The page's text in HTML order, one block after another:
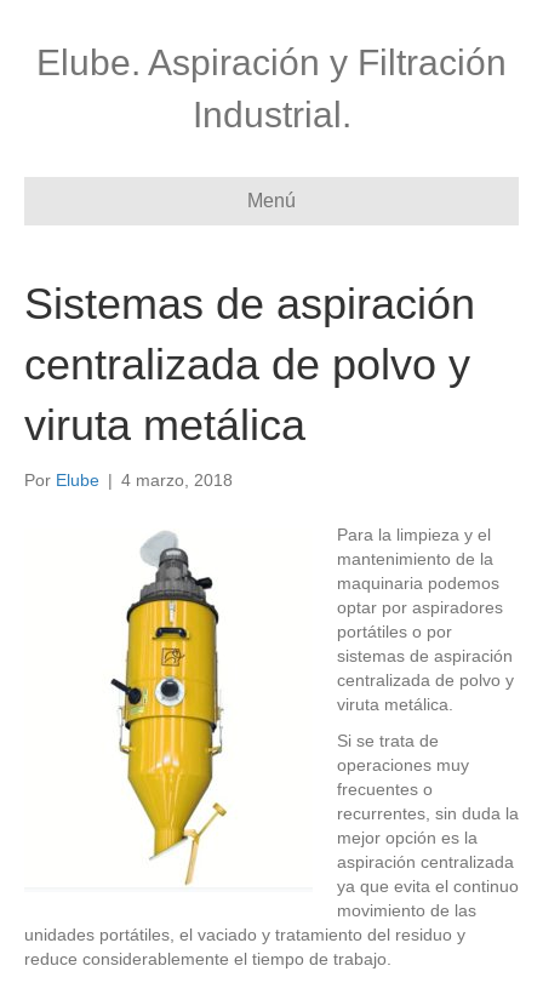
Elube. Aspiración y Filtración
Industrial.
Menú
Sistemas de aspiración
centralizada de polvo y
viruta metálica
Por Elube | 4 marzo, 2018
Para la limpieza y el
mantenimiento de la
maquinaria podemos
optar por aspiradores
portátiles o por
sistemas de aspiración
centralizada de polvo y
viruta metálica.
Si se trata de
operaciones muy
frecuentes o
recurrentes, sin duda la
mejor opción es la
aspiración centralizada
ya que evita el continuo
movimiento de las
unidades portátiles, el vaciado y tratamiento del residuo y
reduce considerablemente el tiempo de trabajo.